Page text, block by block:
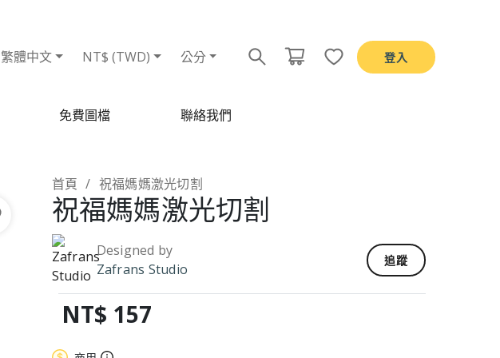
繁體中文 NT$ (TWD) 公分 登入
免費圖檔 聯絡我們
首頁 祝福媽媽激光切割
祝福媽媽激光切割
Designed by
Zafrans Studio
追蹤
NT$ 157